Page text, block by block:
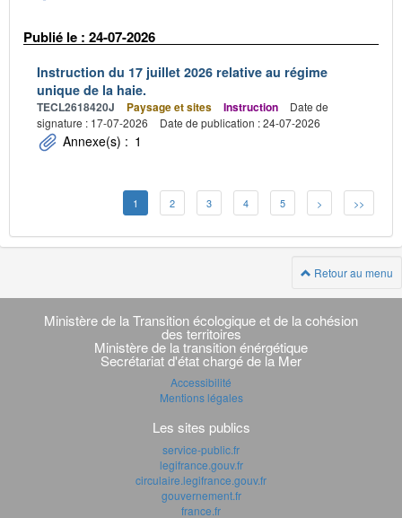
Publié le : 24-07-2026
Instruction du 17 juillet 2026 relative au régime
unique de la haie.
TECL2618420J Paysage et sites Instruction
Date de
signature : 17-07-2026
Date de publication : 24-07-2026
Annexe(s) : 1
1 2 3 4 5 > >>
Retour au menu
Navigation
transverse
Ministère de la Transition écologique et de la cohésion
des territoires
Ministère de la transition énérgétique
Secrétariat d'état chargé de la Mer
Accessibilité
Mentions légales
Les sites publics
service-public.fr
legifrance.gouv.fr
circulaire.legifrance.gouv.fr
gouvernement.fr
france.fr